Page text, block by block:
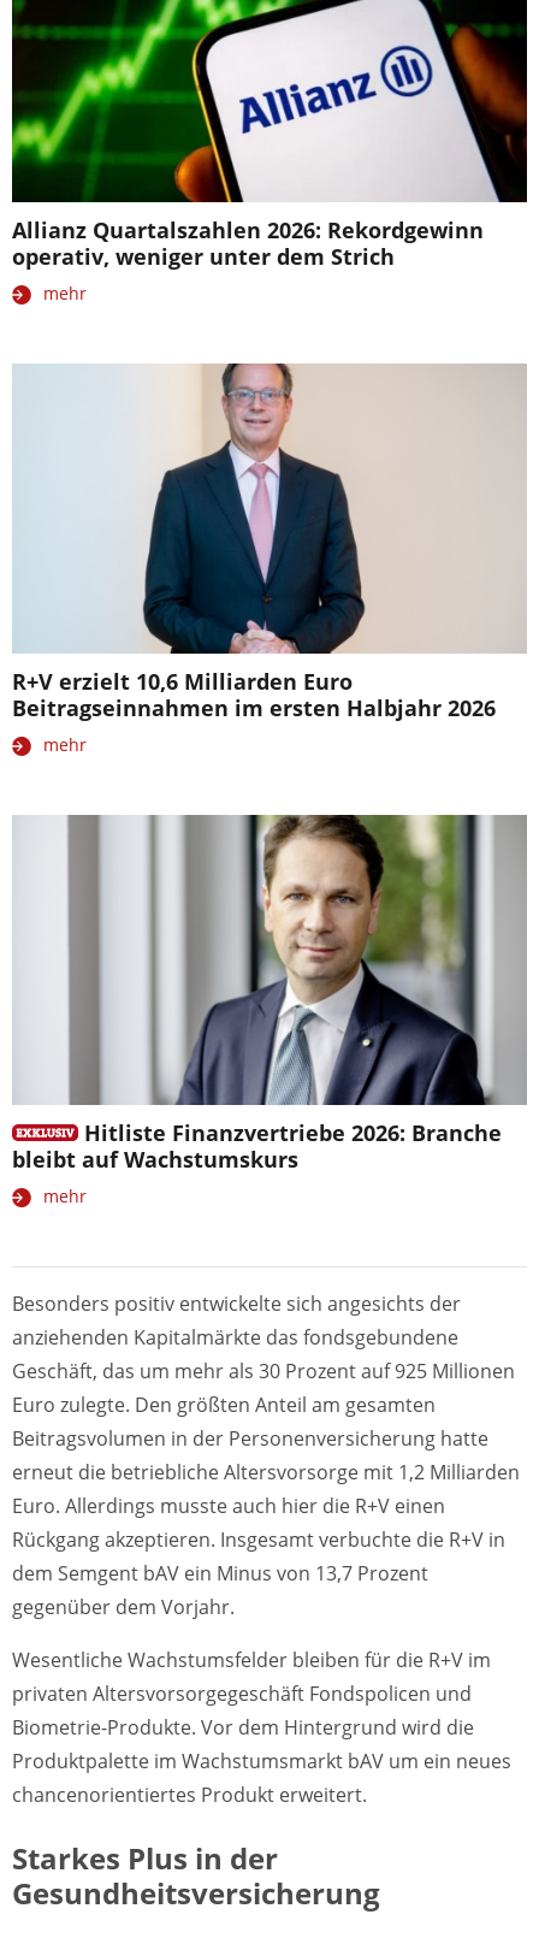
Allianz Quartalszahlen 2026: Rekordgewinn
operativ, weniger unter dem Strich
mehr
R+V erzielt 10,6 Milliarden Euro
Beitragseinnahmen im ersten Halbjahr 2026
mehr
Hitliste Finanzvertriebe 2026: Branche
bleibt auf Wachstumskurs
mehr
Besonders positiv entwickelte sich angesichts der
anziehenden Kapitalmärkte das fondsgebundene
Geschäft, das um mehr als 30 Prozent auf 925 Millionen
Euro zulegte. Den größten Anteil am gesamten
Beitragsvolumen in der Personenversicherung hatte
erneut die betriebliche Altersvorsorge mit 1,2 Milliarden
Euro. Allerdings musste auch hier die R+V einen
Rückgang akzeptieren. Insgesamt verbuchte die R+V in
dem Semgent bAV ein Minus von 13,7 Prozent
gegenüber dem Vorjahr.
Wesentliche Wachstumsfelder bleiben für die R+V im
privaten Altersvorsorgegeschäft Fondspolicen und
Biometrie-Produkte. Vor dem Hintergrund wird die
Produktpalette im Wachstumsmarkt bAV um ein neues
chancenorientiertes Produkt erweitert.
Starkes Plus in der
Gesundheitsversicherung